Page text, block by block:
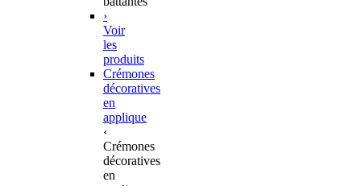
›
Voir
les
produits
Crémones
décoratives
en
applique
‹
Crémones
décoratives
en